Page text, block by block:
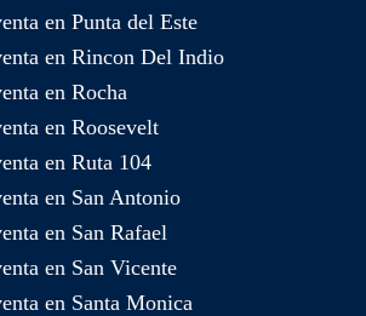
en Punta del Este
en Rincon Del Indio
en Rocha
en Roosevelt
en Ruta 104
en San Antonio
en San Rafael
en San Vicente
en Santa Monica